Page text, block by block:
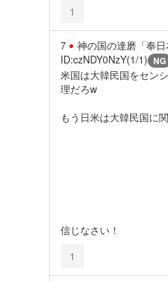
1
7 神の国の達磨「奉日
ID:czNDY0NzY(1/1) NG
米国は大韓民国をセン
理だろw
もう日米は大韓民国に
信じなさい！
1